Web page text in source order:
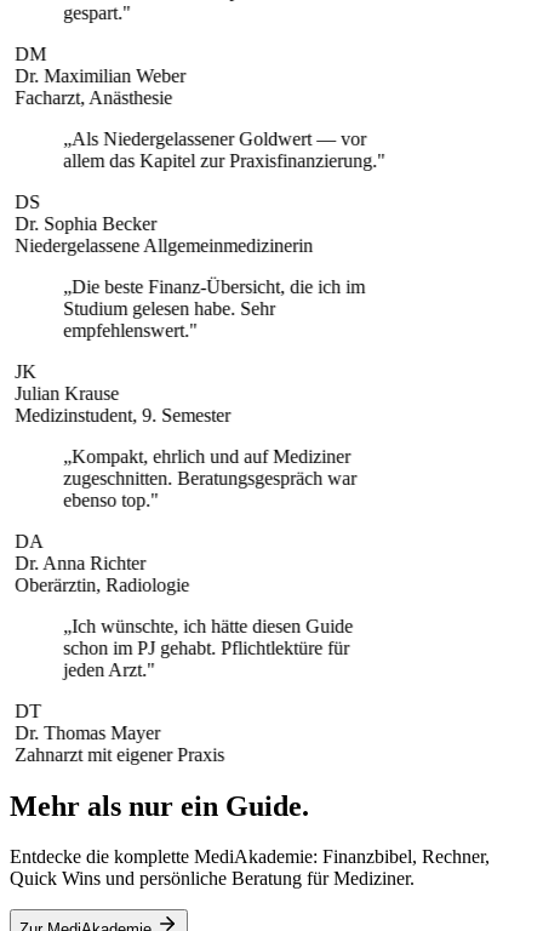
gespart."
DM
Dr. Maximilian Weber
Facharzt, Anästhesie
„Als Niedergelassener Goldwert — vor
allem das Kapitel zur Praxisfinanzierung."
DS
Dr. Sophia Becker
Niedergelassene Allgemeinmedizinerin
„Die beste Finanz-Übersicht, die ich im
Studium gelesen habe. Sehr
empfehlenswert."
JK
Julian Krause
Medizinstudent, 9. Semester
„Kompakt, ehrlich und auf Mediziner
zugeschnitten. Beratungsgespräch war
ebenso top."
DA
Dr. Anna Richter
Oberärztin, Radiologie
„Ich wünschte, ich hätte diesen Guide
schon im PJ gehabt. Pflichtlektüre für
jeden Arzt."
DT
Dr. Thomas Mayer
Zahnarzt mit eigener Praxis
Mehr als nur ein Guide.
Entdecke die komplette MediAkademie: Finanzbibel, Rechner,
Quick Wins und persönliche Beratung für Mediziner.